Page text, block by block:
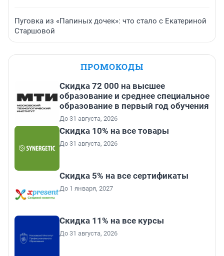
Пуговка из «Папиных дочек»: что стало с Екатериной
Старшовой
ПРОМОКОДЫ
Скидка 72 000 на высшее
образование и среднее специальное
образование в первый год обучения
До 31 августа, 2026
Скидка 10% на все товары
До 31 августа, 2026
Скидка 5% на все сертификаты
До 1 января, 2027
Скидка 11% на все курсы
До 31 августа, 2026